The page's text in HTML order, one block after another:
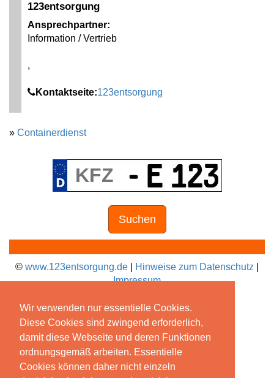
Wir verwenden nur essentielle Cookies.
Diese Cookies sind zwingend erforderlich,
damit diese Webseite und deren Funktionen
ordnungsgemäß arbeiten. Essentielle
Cookies können daher nicht einzeln
123entsorgung
Ansprechpartner:
Information / Vertrieb
,
Kontaktseite:123entsorgung
» Containerdienst
Suchen
© www.123entsorgung.de Hinweise zum Datenschutz
Impressum